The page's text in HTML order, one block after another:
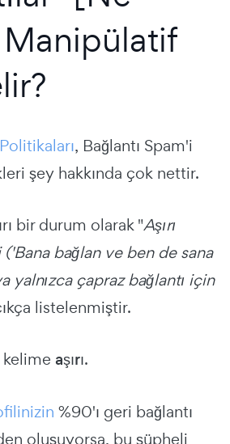
, Bağlantı Spam'i
şey hakkında çok nettir.
bir durum olarak "Aşırı
bağlan ve ben de sana
yalnızca çapraz bağlantı için
listelenmiştir.
kelime aşırı.
%90'ı geri bağlantı
oluşuyorsa, bu şüpheli